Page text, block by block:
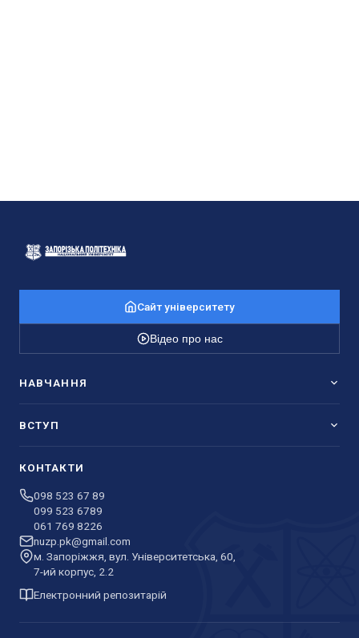
Сайт університету
Відео про нас
НАВЧАННЯ
ВСТУП
КОНТАКТИ
098 523 67 89
099 523 6789
061 769 8226
nuzp.pk@gmail.com
м. Запоріжжя, вул. Університетська, 60,
7-ий корпус, 2.2
Електронний репозитарій